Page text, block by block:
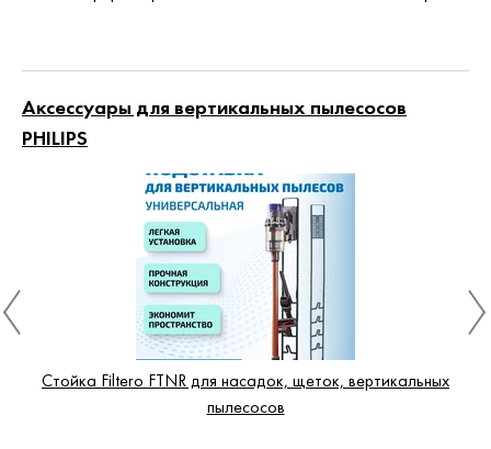
Аксессуары для вертикальных пылесосов
PHILIPS
Стойка Filtero FTNR для насадок, щеток, вертикальных
пылесосов